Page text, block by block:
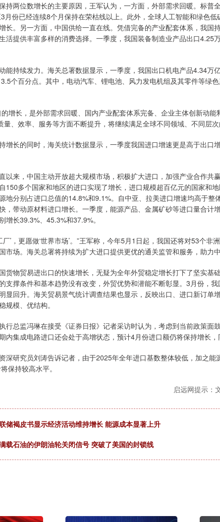
两位数增长的主要原因，王军认为，一方面，外部需求回暖。标普
月份已经连续8个月保持在荣枯线以上。此外，全球人工智能和绿色
长。另一方面，中国供给一直在线。凭借完备的产业配套体系，我国
活提供丰富多样的消费选择。一季度，我国装备制造业产品出口4.25
持续发力。海关总署数据显示，一季度，我国出口机电产品4.34万
个百分点。其中，电动汽车、锂电池、风力发电机组及其零件等绿
长，是外部需求回暖、国内产业配套体系完备、企业主体创新动能
量、效率、服务等方面不断提升，将继续满足全球不同领域、不同层次
长的同时，海关统计数据显示，一季度我国进口增速更是高于出口
来，中国主动开放超大规模市场，积极扩大进口，加强产业合作共
150多个国家和地区的进口实现了增长，进口规模超百亿元的国家和
地分别占进口总值的14.8%和9.1%。自中亚、拉美进口增速均高于整
，带动原材料进口增长。一季度，能源产品、金属矿砂等进口量合计
增长39.3%、45.3%和37.9%。
’，更愿做‘世界市场’。”王军称，今年5月1日起，我国还将对53个非
市场。海关总署将持续为扩大进口提供更优的通关监管和服务，助力
物贸易进出口的快速增长，无疑为全年外贸稳定增长打下了坚实基
支撑条件和基本趋势没有改变，外贸优势和潜能不断彰显。3月份，
显回升。海关贸易景气统计调查结果也显示，反映出口、进口新订单
规模、优结构。
总监冯琳在接受《证券日报》记者采访时认为，考虑到当前政策面
内集成电路进口还会处于高增状态，预计4月份进口额仍将保持增长，
研究员刘涛告诉记者，由于2025年全年进口基数整体较低，加之能
保持较高水平。
启远网提示：
储褐皮书显示经济活动维持增长 能源成本显著上升
载石油的伊朗油轮关闭信号 突破了美国的封锁线